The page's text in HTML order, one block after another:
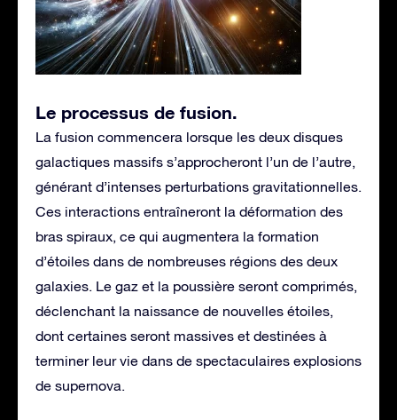
Le processus de fusion.
La fusion commencera lorsque les deux disques
galactiques massifs s’approcheront l’un de l’autre,
générant d’intenses perturbations gravitationnelles.
Ces interactions entraîneront la déformation des
bras spiraux, ce qui augmentera la formation
d’étoiles dans de nombreuses régions des deux
galaxies. Le gaz et la poussière seront comprimés,
déclenchant la naissance de nouvelles étoiles,
dont certaines seront massives et destinées à
terminer leur vie dans de spectaculaires explosions
de supernova.